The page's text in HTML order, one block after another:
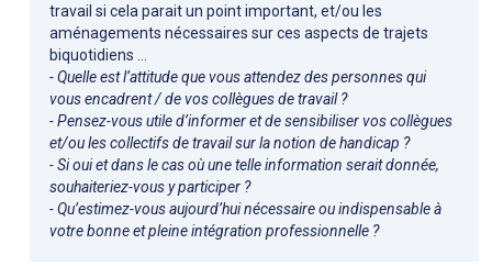
travail si cela parait un point important, et/ou les
aménagements nécessaires sur ces aspects de trajets
biquotidiens …
- Quelle est l’attitude que vous attendez des personnes qui
vous encadrent / de vos collègues de travail ?
- Pensez-vous utile d’informer et de sensibiliser vos collègues
et/ou les collectifs de travail sur la notion de handicap ?
- Si oui et dans le cas où une telle information serait donnée,
souhaiteriez-vous y participer ?
- Qu’estimez-vous aujourd’hui nécessaire ou indispensable à
votre bonne et pleine intégration professionnelle ?